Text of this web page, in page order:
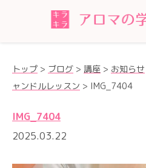
トップ > ブログ > 講座 > お知らせ
ャンドルレッスン > IMG_7404
IMG_7404
2025.03.22